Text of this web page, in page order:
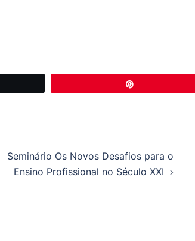
Seminário Os Novos Desafios para o
Ensino Profissional no Século XXI